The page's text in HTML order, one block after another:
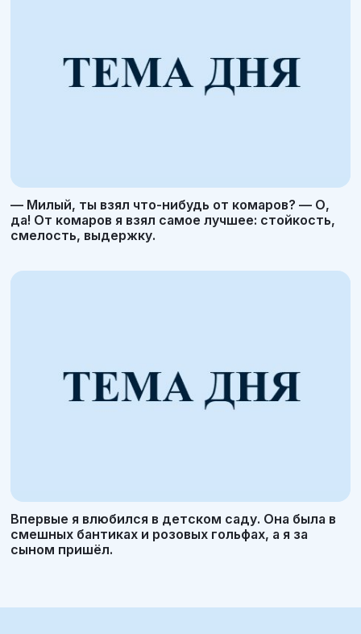
— Милый, ты взял что-нибудь от комаров? — О,
да! От комаров я взял самое лучшее: стойкость,
смелость, выдержку.
Впервые я влюбился в детском саду. Она была в
смешных бантиках и розовых гольфах, а я за
сыном пришёл.